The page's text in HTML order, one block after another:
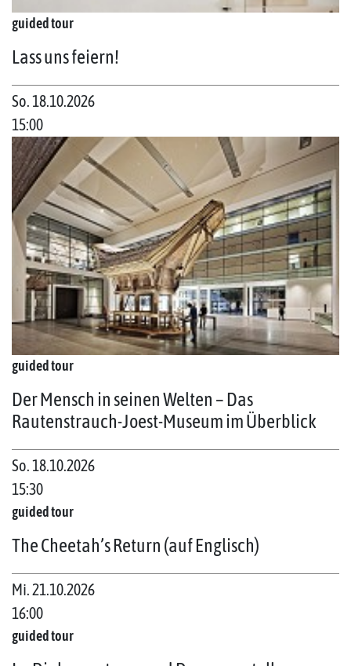
guided tour
Lass uns feiern!
So. 18.10.2026
15:00
guided tour
Der Mensch in seinen Welten – Das
Rautenstrauch-Joest-Museum im Überblick
So. 18.10.2026
15:30
guided tour
The Cheetah’s Return (auf Englisch)
Mi. 21.10.2026
16:00
guided tour